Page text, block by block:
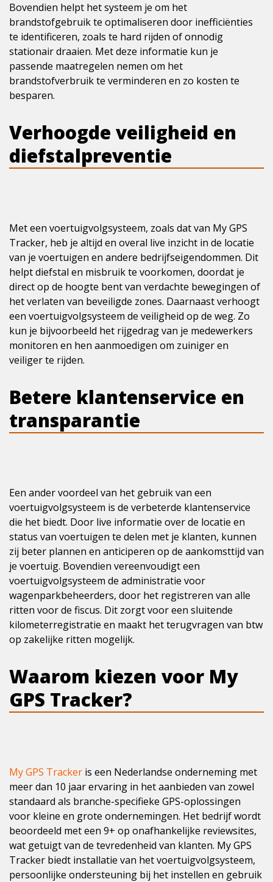
Bovendien helpt het systeem je om het
brandstofgebruik te optimaliseren door inefficiënties
te identificeren, zoals te hard rijden of onnodig
stationair draaien. Met deze informatie kun je
passende maatregelen nemen om het
brandstofverbruik te verminderen en zo kosten te
besparen.
Verhoogde veiligheid en
diefstalpreventie
Met een voertuigvolgsysteem, zoals dat van My GPS
Tracker, heb je altijd en overal live inzicht in de locatie
van je voertuigen en andere bedrijfseigendommen. Dit
helpt diefstal en misbruik te voorkomen, doordat je
direct op de hoogte bent van verdachte bewegingen of
het verlaten van beveiligde zones. Daarnaast verhoogt
een voertuigvolgsysteem de veiligheid op de weg. Zo
kun je bijvoorbeeld het rijgedrag van je medewerkers
monitoren en hen aanmoedigen om zuiniger en
veiliger te rijden.
Betere klantenservice en
transparantie
Een ander voordeel van het gebruik van een
voertuigvolgsysteem is de verbeterde klantenservice
die het biedt. Door live informatie over de locatie en
status van voertuigen te delen met je klanten, kunnen
zij beter plannen en anticiperen op de aankomsttijd van
je voertuig. Bovendien vereenvoudigt een
voertuigvolgsysteem de administratie voor
wagenparkbeheerders, door het registreren van alle
ritten voor de fiscus. Dit zorgt voor een sluitende
kilometerregistratie en maakt het terugvragen van btw
op zakelijke ritten mogelijk.
Waarom kiezen voor My
GPS Tracker?
My GPS Tracker is een Nederlandse onderneming met
meer dan 10 jaar ervaring in het aanbieden van zowel
standaard als branche-specifieke GPS-oplossingen
voor kleine en grote ondernemingen. Het bedrijf wordt
beoordeeld met een 9+ op onafhankelijke reviewsites,
wat getuigt van de tevredenheid van klanten. My GPS
Tracker biedt installatie van het voertuigvolgsysteem,
persoonlijke ondersteuning bij het instellen en gebruik